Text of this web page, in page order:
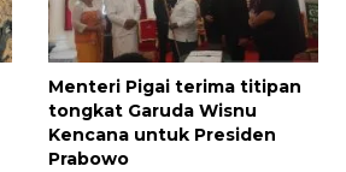
Menteri Pigai terima titipan
tongkat Garuda Wisnu
Kencana untuk Presiden
Prabowo